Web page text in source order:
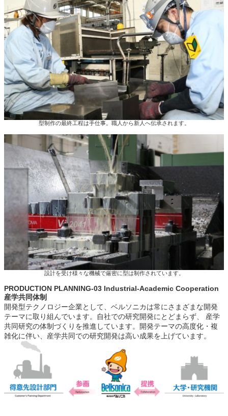
型制作の最終工程は手仕事。職人から新人へ伝承されます。
設計を受け様々な機械で厳密に型は制作されています。
PRODUCTION PLANNING-03 Industrial-Academic Cooperation
産学共同体制
開発型テクノロジー企業として、ベルソニカは常にさまざまな開発
テーマに取り組んでいます。自社での研究開発にとどまらず、 産学
共同研究の体制づくりを推進しています。開発テーマの高度化・複
雑化に伴い、産学共同での研究開発は高い成果を上げています。